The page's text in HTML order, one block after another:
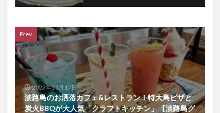
Prev
2022年11月17日
淡路島のお洒落カフェ&レストラン！特大島ピザと
炭火BBQが大人気「クラフトキッチン」【淡路島グ